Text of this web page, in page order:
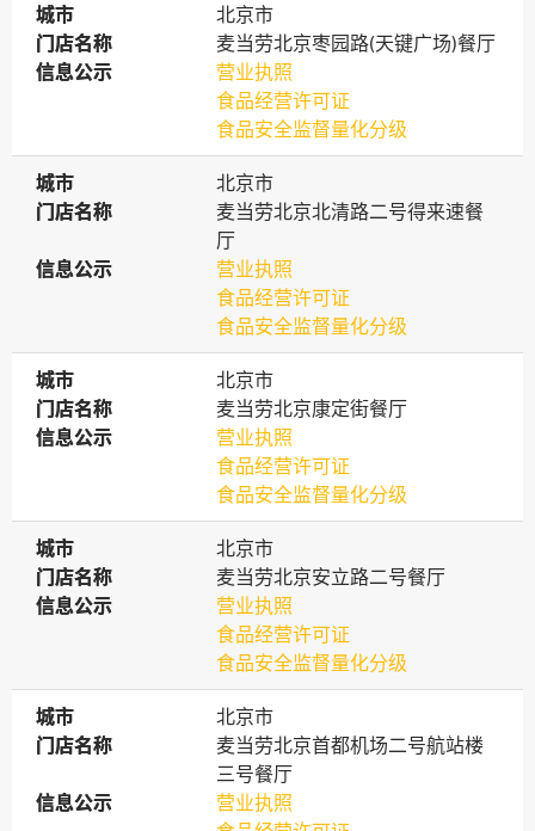
城市
城市
北京市
门店名称
门店名称
麦当劳北京枣园路(天键广场)餐厅
信息公示
信息公示
营业执照
食品经营许可证
食品安全监督量化分级
城市
城市
北京市
门店名称
门店名称
麦当劳北京北清路二号得来速餐
厅
信息公示
信息公示
营业执照
食品经营许可证
食品安全监督量化分级
城市
城市
北京市
门店名称
门店名称
麦当劳北京康定街餐厅
信息公示
信息公示
营业执照
食品经营许可证
食品安全监督量化分级
城市
城市
北京市
门店名称
门店名称
麦当劳北京安立路二号餐厅
信息公示
信息公示
营业执照
食品经营许可证
食品安全监督量化分级
城市
城市
北京市
门店名称
门店名称
麦当劳北京首都机场二号航站楼
三号餐厅
信息公示
信息公示
营业执照